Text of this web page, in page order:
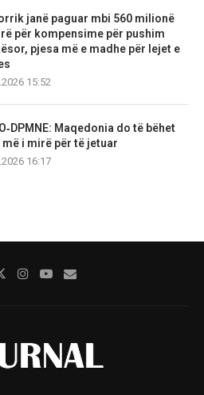
janë paguar mbi 560 milionë
për kompensime për pushim
pjesa më e madhe për lejet e
15:52
Maqedonia do të bëhet
më i mirë për të jetuar
16:17